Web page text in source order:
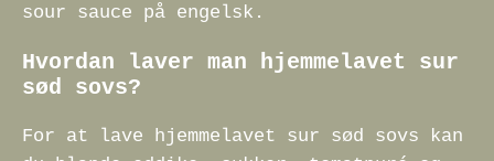
sour sauce på engelsk.
Hvordan laver man hjemmelavet sur
sød sovs?
For at lave hjemmelavet sur sød sovs kan